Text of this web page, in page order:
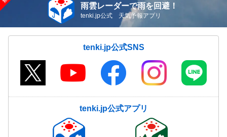
雨雲レーダーで雨を回避！
tenki.jp公式 天気予報アプリ
tenki.jp公式SNS
tenki.jp公式アプリ